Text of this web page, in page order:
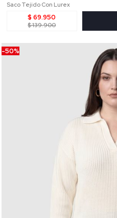
Saco Tejido Con Lurex
$ 69.950
$ 139.900
-50%